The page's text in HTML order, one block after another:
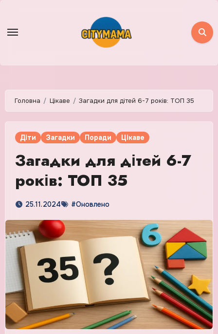
content
Головна Цікаве Загадки для дітей 6-7 років: ТОП 35
Діти Загадки Поради Цікаве
Загадки для дітей 6-7
років: ТОП 35
25.11.2024 #Оновлено